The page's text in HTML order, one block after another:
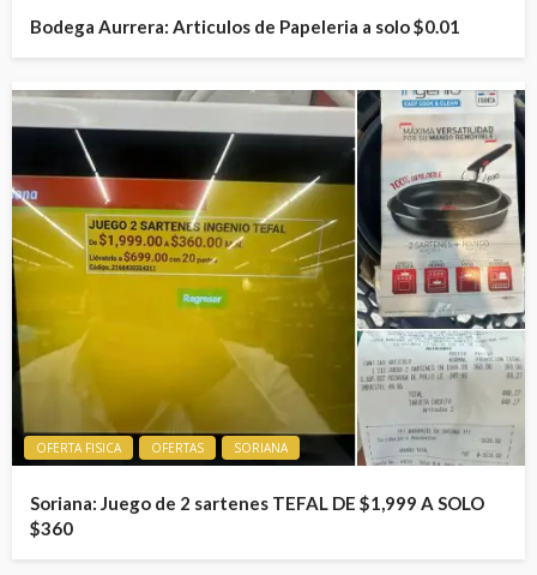
Bodega Aurrera: Articulos de Papeleria a solo $0.01
OFERTA FISICA OFERTAS SORIANA
Soriana: Juego de 2 sartenes TEFAL DE $1,999 A SOLO
$360